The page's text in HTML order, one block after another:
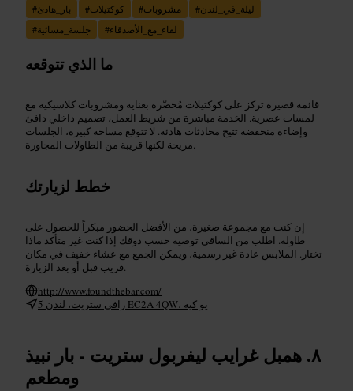
#بار_هادئ #كوكتيلات #مشروبات #ليلة_في_لندن
#جلسة_مسائية #لقاء_مع_الأصدقاء
ما الذي تتوقعه
قائمة قصيرة تركز على كوكتيلات مُحضّرة بعناية ومشروبات كلاسيكية مع
لمسات عصرية. الخدمة مباشرة من شريط العمل، تصميم داخلي دافئ
وإضاءة منخفضة تتيح محادثات هادئة. لا تتوقع مساحة كبيرة، الجلسات
مريحة لكنها قريبة من الطاولات المجاورة.
خطط لزيارتك
إن كنت مع مجموعة صغيرة، من الأفضل الحضور مبكراً للحصول على
طاولة. اطلب من الساقي توصية حسب ذوقك إذا كنت غير متأكد ماذا
تختار. الملابس عادة غير رسمية، ويمكن الجمع مع عشاء خفيف في مكان
قريب قبل أو بعد الزيارة.
http://www.foundthebar.com/
5 رافي ستريت، لندن EC2A 4QW، يو كيه
همبل غرايب ليفربول ستريت - بار نبيذ
ومطعم